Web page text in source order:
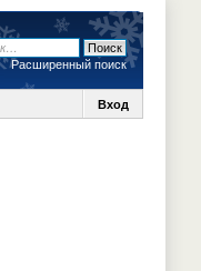
Расширенный поиск
Вход